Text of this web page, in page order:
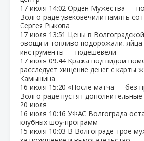
17 июля 14:02 Орден Мужества —
Волгограде увековечили память
Сергея Рыкова
17 июля 13:51 Цены в
овощи и топливо подорожали, яйца
инструменты — подешевели
17 июля 09:44 Кража под видом
расследует хищение денег с карты
Камышина
16 июля 15:20 «После матча — без
Волгограде пустят дополнительные
20 июля
16 июля 10:16 УФАС Волгограда
клубных шоу‑программ
15 июля 10:03 В Волгограде трое